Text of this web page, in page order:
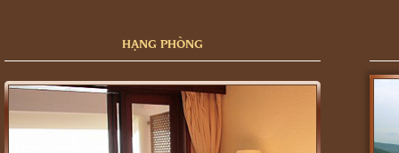
HẠNG PHÒNG